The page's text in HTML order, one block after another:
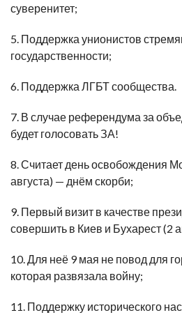
суверенитет;
5. Поддержка унионистов
государственности;
6. Поддержка ЛГБТ сообщества.
7. В случае референдума за
будет голосовать ЗА!
8. Считает день освобождения
августа) — днём скорби;
9. Первый визит в качестве
совершить в Киев и Бухарест (2
10. Для неё 9 мая не повод для
которая развязала войну;
11. Поддержку исторического